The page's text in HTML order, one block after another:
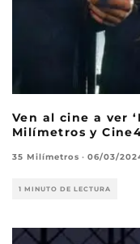
Ven al cine a ver
Milímetros y
35 Milímetros · 06/03/
1 MINUTO DE LECTURA